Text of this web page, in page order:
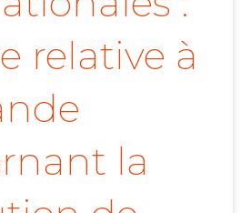
relative à
la